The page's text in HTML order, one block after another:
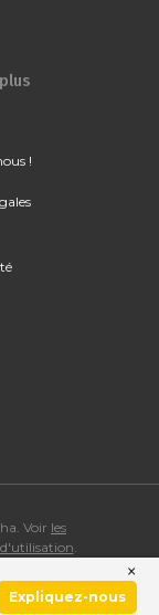
!
Voir les
.
réservés.
Expliquez-nous
×